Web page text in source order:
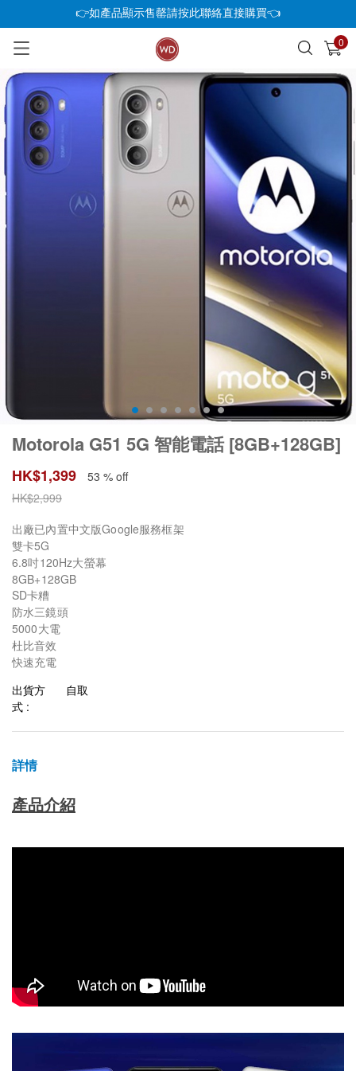
👉如產品顯示售罄請按此聯絡直接購買👈
0
已加入購物車 查看
Motorola G51 5G 智能電話 [8GB+128GB]
HK$1,399
53 % off
HK$2,999
出廠已內置中文版Google服務框架
雙卡5G
6.8吋120Hz大螢幕
8GB+128GB
SD卡糟
防水三鏡頭
5000大電
杜比音效
快速充電
出貨方
式 :
自取
詳情
產品介紹